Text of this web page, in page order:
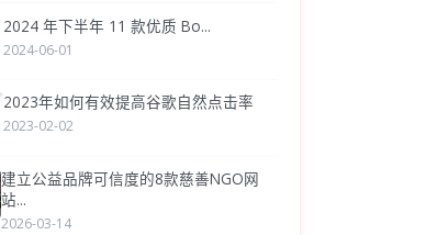
2024 年下半年 11 款优质 Bo...
2024-06-01
2023年如何有效提高谷歌自然点击率
2023-02-02
建立公益品牌可信度的8款慈善NGO网
站...
2026-03-14